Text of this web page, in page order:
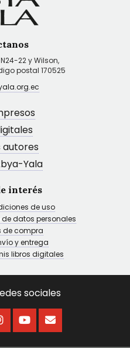
22 y Wilson,
postal 170525
autores
Yala
interés
de uso
datos personales
de compra
y entrega
libros digitales
sociales